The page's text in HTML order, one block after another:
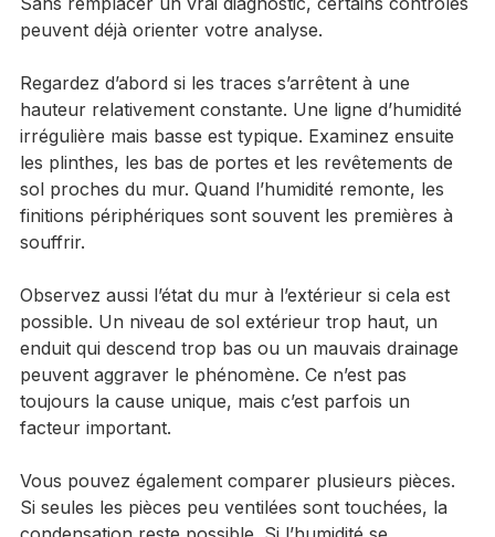
vérifications simples
Sans remplacer un vrai diagnostic, certains contrôles
peuvent déjà orienter votre analyse.
Regardez d’abord si les traces s’arrêtent à une
hauteur relativement constante. Une ligne d’humidité
irrégulière mais basse est typique. Examinez ensuite
les plinthes, les bas de portes et les revêtements de
finitions périphériques sont souvent les premières à
souffrir.
Observez aussi l’état du mur à l’extérieur si cela est
possible. Un niveau de sol extérieur trop haut, un
enduit qui descend trop bas ou un mauvais drainage
peuvent aggraver le phénomène. Ce n’est pas
toujours la cause unique, mais c’est parfois un
facteur important.